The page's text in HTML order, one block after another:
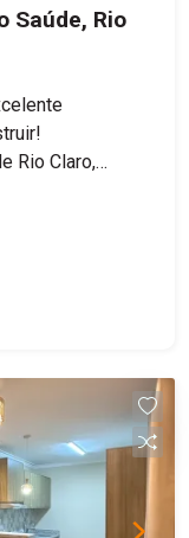
Saúde, Rio
Rio Claro,
Com
é ideal
quanto
certa